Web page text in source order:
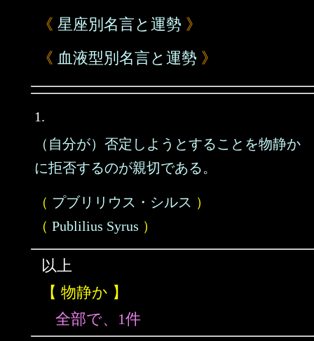
《 星座別名言と運勢 》
《 血液型別名言と運勢 》
1.
（自分が）否定しようとすることを物静か
に拒否するのが親切である。
（ プブリリウス・シルス ）
（ Publilius Syrus ）
以上
【 物静か 】
全部で、1件